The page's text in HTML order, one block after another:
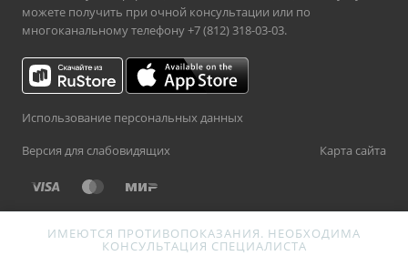
можете получить при очной консультации или по
многоканальному телефону+7 (812) 318-03-03.
Использование персональных данных
Версия для слабовидящих
Карта сайта
ИМЕЮТСЯ ПРОТИВОПОКАЗАНИЯ. НЕОБХОДИМА
КОНСУЛЬТАЦИЯ СПЕЦИАЛИСТА